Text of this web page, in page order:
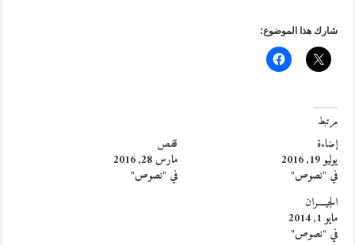
شارك هذا الموضوع:
مرتبط
إضاءة
يوليو 19, 2016
في "نصوص"
قفص
مارس 28, 2016
في "نصوص"
الجيــــران
مايو 1, 2014
في "نصوص"